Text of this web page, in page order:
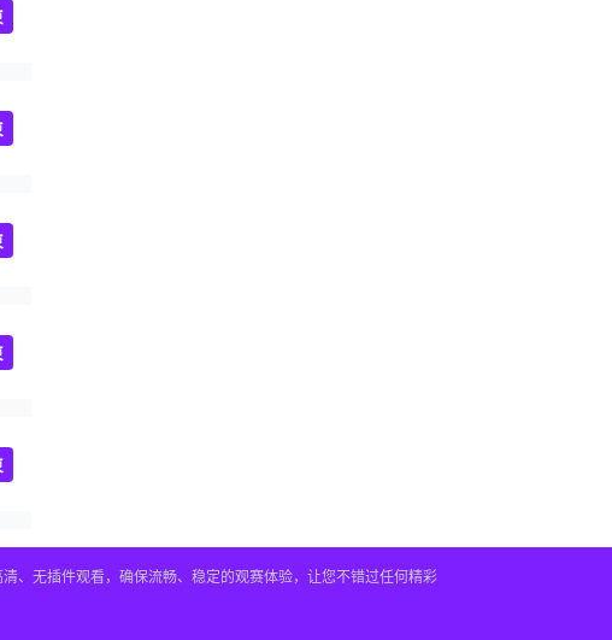
、无插件观看，确保流畅、稳定的观赛体验，让您不错过任何精彩